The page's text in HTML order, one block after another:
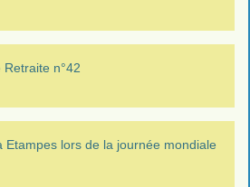
n°42
Etampes lors de la journée mondiale